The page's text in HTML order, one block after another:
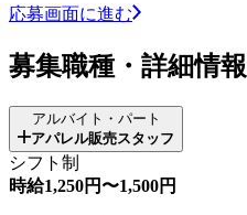
応募画面に進む
募集職種・詳細情報
アルバイト・パート
アパレル販売スタッフ
シフト制
時給1,250円〜1,500円